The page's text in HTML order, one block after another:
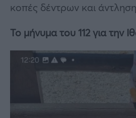
κοπές δέντρων και
Το μήνυμα του 112 για την